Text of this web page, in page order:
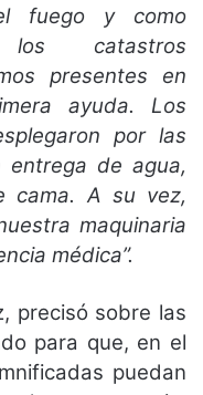
fuego y como
los catastros
presentes en
ayuda. Los
por las
entrega de agua,
cama. A su vez,
maquinaria
médica”.
precisó sobre las
para que, en el
puedan